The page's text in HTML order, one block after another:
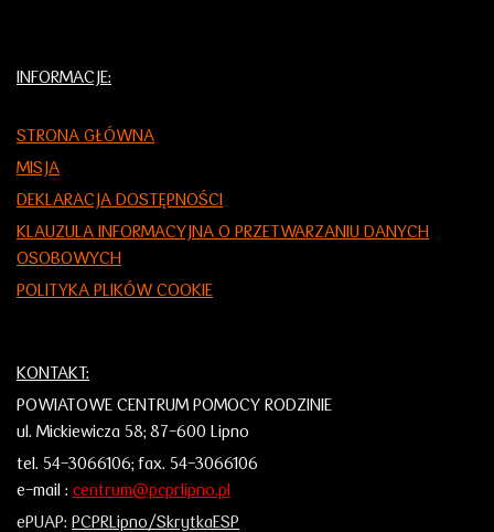
INFORMACJE:
STRONA GŁÓWNA
MISJA
DEKLARACJA DOSTĘPNOŚCI
KLAUZULA INFORMACYJNA O PRZETWARZANIU DANYCH
OSOBOWYCH
POLITYKA PLIKÓW COOKIE
KONTAKT:
POWIATOWE CENTRUM POMOCY RODZINIE
ul. Mickiewicza 58; 87-600 Lipno
tel. 54-3066106; fax. 54-3066106
e-mail : centrum@pcprlipno.pl
ePUAP: PCPRLipno/SkrytkaESP